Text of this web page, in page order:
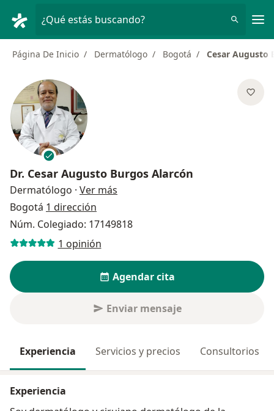
¿Qué estás buscando?
Página De Inicio Dermatólogo Bogotá Cesar Augusto
Dr. Cesar Augusto Burgos Alarcón
Dermatólogo · Ver más
Bogotá 1 dirección
Núm. Colegiado: 17149818
1 opinión
Agendar cita
Enviar mensaje
Experiencia Servicios y precios Consultorios
Experiencia